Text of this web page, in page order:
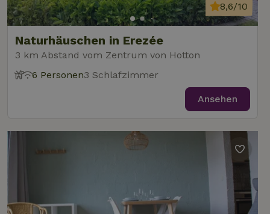
Naturhäuschen in Erezée
3 km Abstand vom Zentrum von Hotton
8,6/10
6 Personen3 Schlafzimmer
Ansehen